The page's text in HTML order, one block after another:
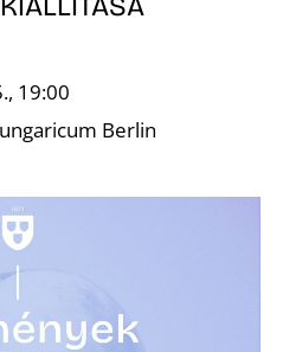
19:00
Berlin